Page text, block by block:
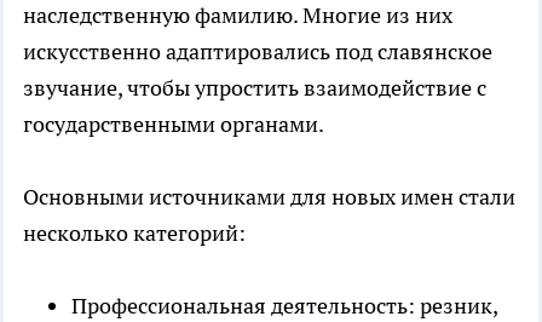
наследственную фамилию. Многие из них
искусственно адаптировались под славянское
звучание, чтобы упростить взаимодействие с
государственными органами.
Основными источниками для новых имен стали
несколько категорий:
Профессиональная деятельность: резник,